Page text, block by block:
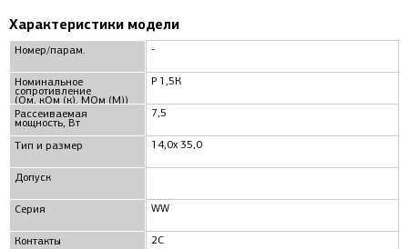
Характеристики модели
Номер/парам.
Номинальное
сопротивление
(Ом, кОм (к), МОм (М))
Рассеиваемая
мощность, Вт
Тип и размер
Допуск
Серия
Контакты
-
Р 1,5К
7,5
14,0x 35,0
WW
2C